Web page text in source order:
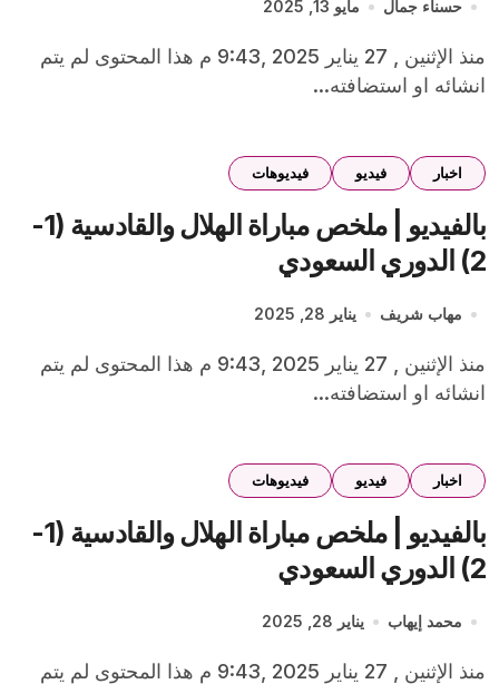
حسناء جمال مايو 13, 2025
منذ الإثنين , 27 يناير 2025 ,9:43 م هذا المحتوى لم يتم
انشائه او استضافته...
اخبار فيديو فيديوهات
بالفيديو | ملخص مباراة الهلال والقادسية (1-
2) الدوري السعودي
مهاب شريف يناير 28, 2025
منذ الإثنين , 27 يناير 2025 ,9:43 م هذا المحتوى لم يتم
انشائه او استضافته...
اخبار فيديو فيديوهات
بالفيديو | ملخص مباراة الهلال والقادسية (1-
2) الدوري السعودي
محمد إيهاب يناير 28, 2025
منذ الإثنين , 27 يناير 2025 ,9:43 م هذا المحتوى لم يتم